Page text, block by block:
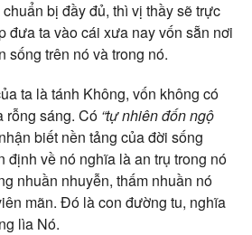
bị đầy đủ, thì vị thầy sẽ trực
đưa ta vào cái xưa nay vốn sẵn nơi
sống trên nó và trong nó.
ta là tánh Không, vốn không có
rỗng sáng. Có “tự nhiên đốn ngộ
biết nền tảng của đời sống
định về nó nghĩa là an trụ trong nó
nhuần nhuyễn, thấm nhuần nó
mãn. Đó là con đường tu, nghĩa
lìa Nó.